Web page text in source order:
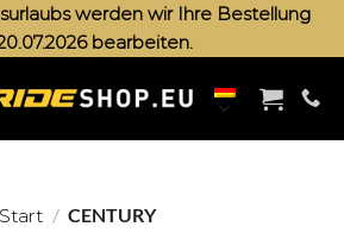
werden wir Ihre Bestellung
bearbeiten.
Start / CENTURY